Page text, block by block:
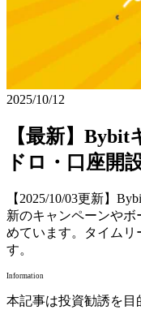
2025/10/12
【最新】
ドロ・口座開
【2025/10/03更新】
新のキャンペーンやボ
めています。タイム
す。
Information
本記事は投資勧誘を目